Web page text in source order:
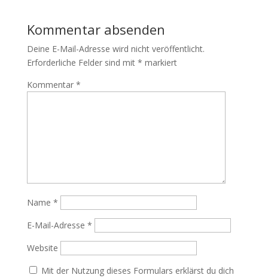
Kommentar absenden
Deine E-Mail-Adresse wird nicht veröffentlicht.
Erforderliche Felder sind mit * markiert
Kommentar *
Name *
E-Mail-Adresse *
Website
Mit der Nutzung dieses Formulars erklärst du dich